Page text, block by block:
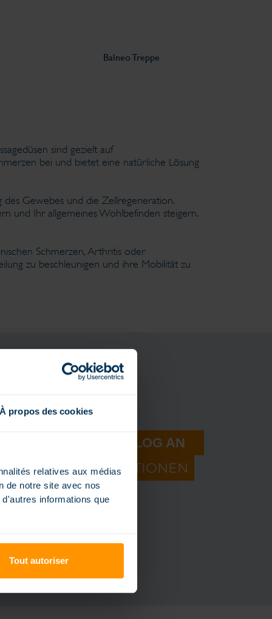
À propos des cookies
relatives aux médias
de notre site avec nos
informations que
Tout autoriser
Balneo Treppe
sind gezielt auf
bei und bietet eine natürliche Lösung
Gewebes und die Zellregeneration.
und Ihr allgemeines Wohlbefinden steigern.
Schmerzen, Arthritis oder
zu beschleunigen und ihre Mobilität zu
MAGILINE-KATALOG AN
UNSERE INNOVATIONEN
Sie einen Katalog an